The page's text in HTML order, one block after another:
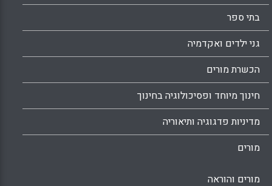
בתי ספר
גני ילדים ואקדמיה
הכשרת מורים
חינוך מיוחד ופסיכולוגיה בחינוך
מדיניות פדגוגיה ותיאוריה
מורים
מורים והוראה